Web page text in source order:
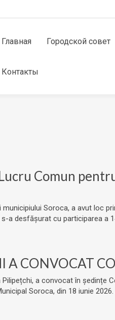
Главная Городской совет
Контакты
Comun
municipiului Soroca, a avut loc
a desfășurat cu participarea a
A CONVOCAT
a convocat în
Soroca, din 18 iunie